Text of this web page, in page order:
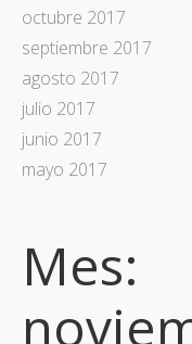
octubre 2017
septiembre 2017
agosto 2017
julio 2017
junio 2017
mayo 2017
Mes: